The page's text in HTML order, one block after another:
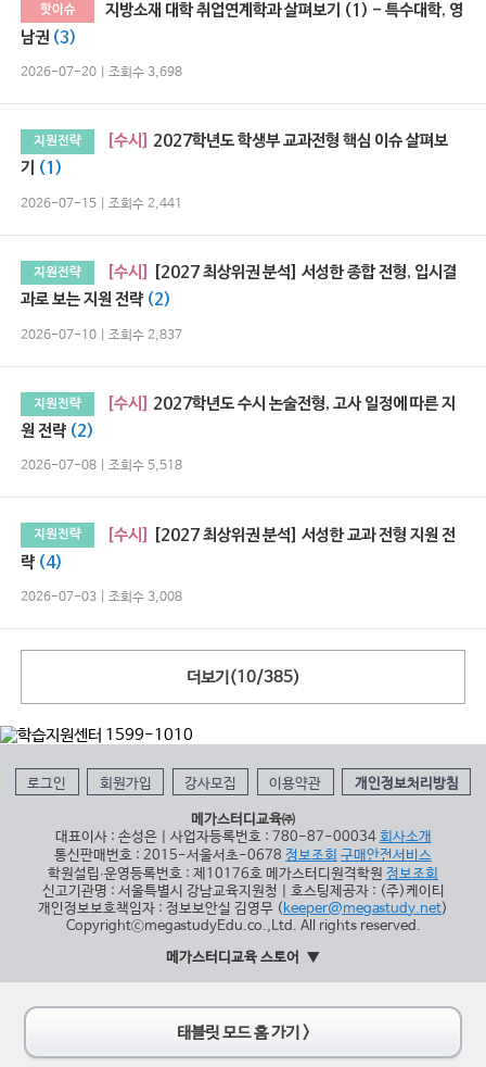
핫이슈
지방소재 대학 취업연계학과 살펴보기 (1) - 특수대학, 영
남권 (3)
2026-07-20 | 조회수 3,698
지원전략 [수시]
2027학년도 학생부 교과전형 핵심 이슈 살펴보
기 (1)
2026-07-15 | 조회수 2,441
지원전략 [수시]
[2027 최상위권 분석] 서성한 종합 전형, 입시결
과로 보는 지원 전략 (2)
2026-07-10 | 조회수 2,837
지원전략 [수시]
2027학년도 수시 논술전형, 고사 일정에 따른 지
원 전략 (2)
2026-07-08 | 조회수 5,518
지원전략 [수시]
[2027 최상위권 분석] 서성한 교과 전형 지원 전
략 (4)
2026-07-03 | 조회수 3,008
더보기(10/385)
로그인 회원가입 강사모집 이용약관 개인정보처리방침
메가스터디교육㈜
대표이사 : 손성은 | 사업자등록번호 : 780-87-00034 회사소개
통신판매번호 : 2015-서울서초-0678 정보조회 구매안전서비스
학원설립∙운영등록번호 : 제10176호 메가스터디원격학원 정보조회
신고기관명 : 서울특별시 강남교육지원청 | 호스팅제공자 : (주)케이티
개인정보보호책임자 : 정보보안실 김영무 ( keeper@megastudy.net)
CopyrightⓒmegastudyEdu.co.,Ltd. All rights reserved.
메가스터디교육 스토어
태블릿 모드 홈 가기 >